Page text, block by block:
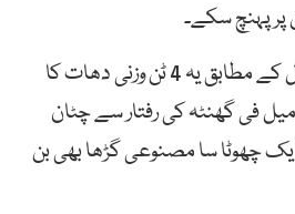
پر پہنچ سکے۔
پروفیسر جوناتھن میکڈوول کے مطابق یہ 4 ٹن وزنی دھات کا
ہے جو 5 ہزار میل فی گھنٹہ کی رفتار سے چٹان
چھوٹا سا مصنوعی گڑھا بھی بن